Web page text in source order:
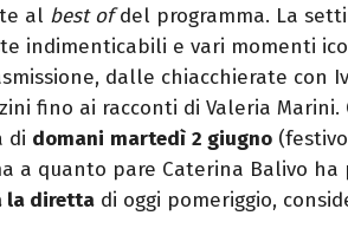
al best ofdel programma. La
indimenticabili e vari momenti
dalle chiacchierate con
fino ai racconti di Valeria
di domani martedì 2 giugno
a quanto pare Caterina Balivo ha
la diretta di oggi pomeriggio,